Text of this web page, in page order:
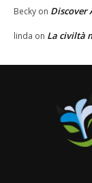
Becky on Discover
linda on La civiltà